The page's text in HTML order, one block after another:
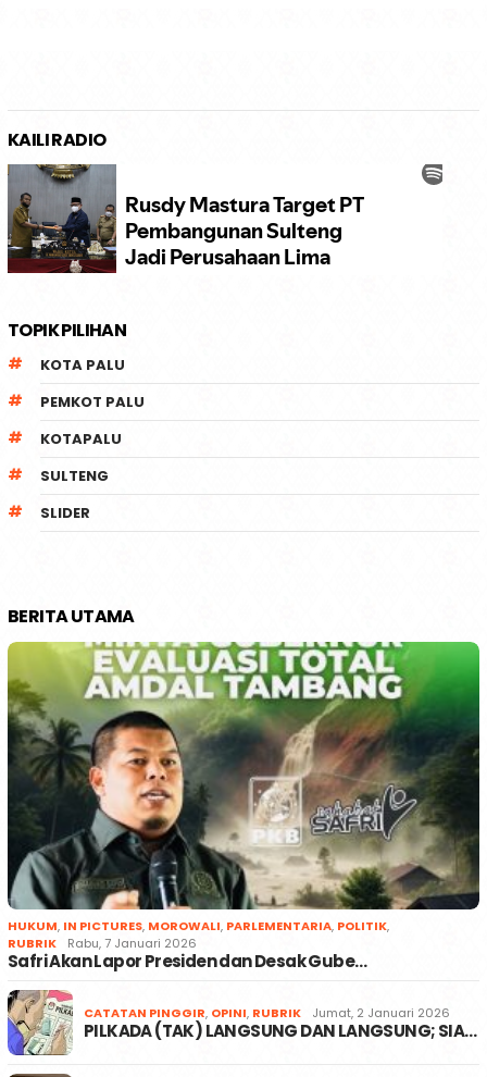
KAILI RADIO
TOPIK PILIHAN
KOTA PALU
PEMKOT PALU
KOTAPALU
SULTENG
SLIDER
BERITA UTAMA
HUKUM, IN PICTURES, MOROWALI, PARLEMENTARIA, POLITIK,
RUBRIK
Rabu, 7 Januari 2026
Safri Akan Lapor Presiden dan Desak Gube…
CATATAN PINGGIR, OPINI, RUBRIK Jumat, 2 Januari 2026
PILKADA (TAK) LANGSUNG DAN LANGSUNG; SIA…